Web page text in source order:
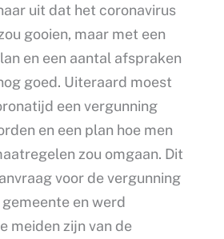
uit dat het coronavirus
gooien, maar met een
en een aantal afspraken
goed. Uiteraard moest
een vergunning
en een plan hoe men
zou omgaan. Dit
voor de vergunning
en werd
meiden zijn van de